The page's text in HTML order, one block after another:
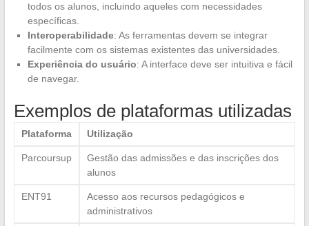
todos os alunos, incluindo aqueles com necessidades
específicas.
Interoperabilidade: As ferramentas devem se integrar
facilmente com os sistemas existentes das universidades.
Experiência do usuário: A interface deve ser intuitiva e fácil
de navegar.
Exemplos de plataformas utilizadas
Plataforma Utilização
Parcoursup
Gestão das admissões e das inscrições dos
alunos
ENT91
Acesso aos recursos pedagógicos e
administrativos